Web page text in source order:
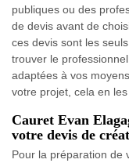
publiques ou des
de devis avant de
ces devis sont les
trouver le
adaptées à vos
votre projet, cela en les
Cauret Evan
votre devis de
Pour la préparation de